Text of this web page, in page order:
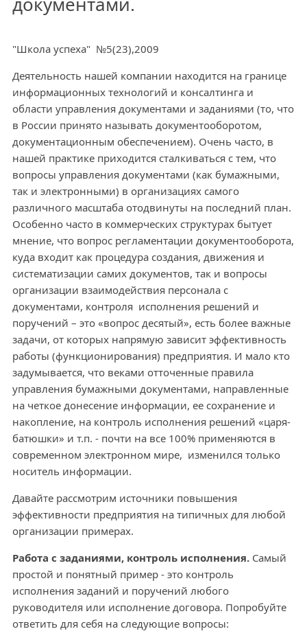
"Школа успеха" №5(23),2009
Деятельность нашей компании находится на границе
информационных технологий и консалтинга и
области управления документами и заданиями (то, что
в России принято называть документооборотом,
документационным обеспечением). Очень часто, в
нашей практике приходится сталкиваться с тем, что
вопросы управления документами (как бумажными,
так и электронными) в организациях самого
различного масштаба отодвинуты на последний план.
Особенно часто в коммерческих структурах бытует
мнение, что вопрос регламентации документооборота,
куда входит как процедура создания, движения и
систематизации самих документов, так и вопросы
организации взаимодействия персонала с
документами, контроля исполнения решений и
поручений – это «вопрос десятый», есть более важные
задачи, от которых напрямую зависит эффективность
работы (функционирования) предприятия. И мало кто
задумывается, что веками отточенные правила
управления бумажными документами, направленные
на четкое донесение информации, ее сохранение и
накопление, на контроль исполнения решений «царя-
батюшки» и т.п. - почти на все 100% применяются в
современном электронном мире, изменился только
носитель информации.
Давайте рассмотрим источники повышения
эффективности предприятия на типичных для любой
организации примерах.
Работа с заданиями, контроль исполнения. Самый
простой и понятный пример - это контроль
исполнения заданий и поручений любого
руководителя или исполнение договора. Попробуйте
ответить для себя на следующие вопросы: